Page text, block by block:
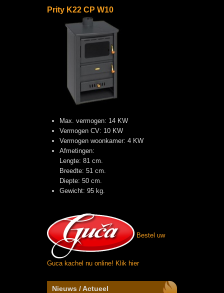
Prity K22 CP W10
Max. vermogen: 14 KW
Vermogen CV: 10 KW
Vermogen woonkamer: 4 KW
Afmetingen:
Lengte: 81 cm.
Breedte: 51 cm.
Diepte: 50 cm.
Gewicht: 95 kg.
Bestel uw
Guca kachel nu online! Klik hier
Nieuws / Actueel